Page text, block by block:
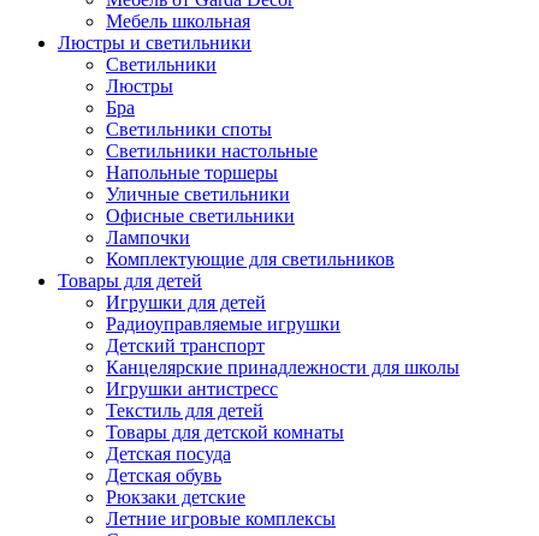
Мебель школьная
Люстры и светильники
Светильники
Люстры
Бра
Светильники споты
Светильники настольные
Напольные торшеры
Уличные светильники
Офисные светильники
Лампочки
Комплектующие для светильников
Товары для детей
Игрушки для детей
Радиоуправляемые игрушки
Детский транспорт
Канцелярские принадлежности для школы
Игрушки антистресс
Текстиль для детей
Товары для детской комнаты
Детская посуда
Детская обувь
Рюкзаки детские
Летние игровые комплексы